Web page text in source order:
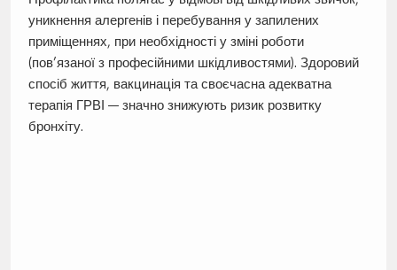
уникнення алергенів і перебування у запилених
приміщеннях, при необхідності у зміні роботи
(пов’язаної з професійними шкідливостями). Здоровий
спосіб життя, вакцинація та своєчасна адекватна
терапія ГРВІ — значно знижують ризик розвитку
бронхіту.